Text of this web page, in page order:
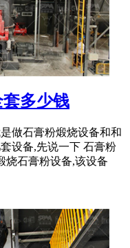
多少钱
做石膏粉煅烧设备和和
设备,先说一下 石膏粉
烧石膏粉设备,该设备